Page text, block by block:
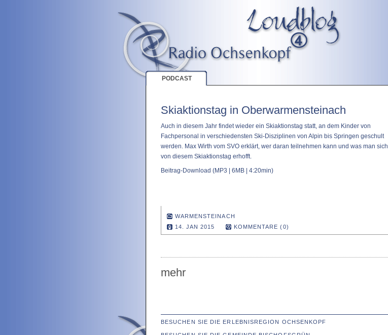
PODCAST
Skiaktionstag in Oberwarmensteinach
Auch in diesem Jahr findet wieder ein Skiaktionstag statt, an dem Kinder von
Fachpersonal in verschiedensten Ski-Disziplinen von Alpin bis Springen geschult
werden. Max Wirth vom SVO erklärt, wer daran teilnehmen kann und was man sich
von diesem Skiaktionstag erhofft.
Beitrag-Download (MP3 | 6MB | 4:20min)
WARMENSTEINACH
14. JAN 2015
KOMMENTARE (0)
mehr
BESUCHEN SIE DIE ERLEBNISREGION OCHSENKOPF